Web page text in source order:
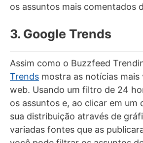
os assuntos mais comentados
3. Google Trends
Assim como o Buzzfeed
Trends mostra as notícias mais
web. Usando um filtro de 24
os assuntos e, ao clicar em um
sua distribuição através de
variadas fontes que as